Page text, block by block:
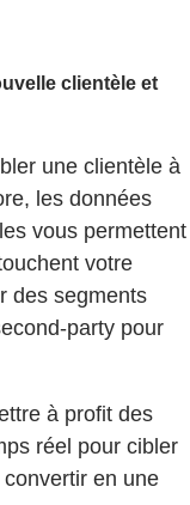
clientèle et
une clientèle à
les données
vous permettent
votre
des segments
party pour
à profit des
réel pour cibler
en une